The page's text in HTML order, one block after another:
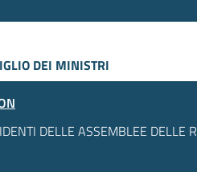
DEI MINISTRI
DELLE ASSEMBLEE DELLE